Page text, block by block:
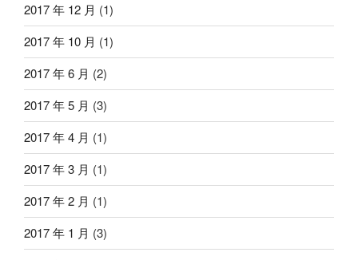
2017 年 12 月 (1)
2017 年 10 月 (1)
2017 年 6 月 (2)
2017 年 5 月 (3)
2017 年 4 月 (1)
2017 年 3 月 (1)
2017 年 2 月 (1)
2017 年 1 月 (3)